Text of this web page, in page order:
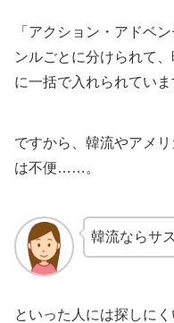
「アクション・アドベ
ンルごとに分けられて
に一括で入れられていま
ですから、韓流やアメ
は不便……。
韓流ならサ
といった人には探しにく